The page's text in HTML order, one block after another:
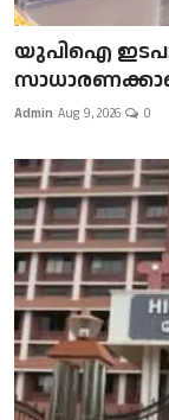
യുപിഐ
Admin Aug 9, 2026 0